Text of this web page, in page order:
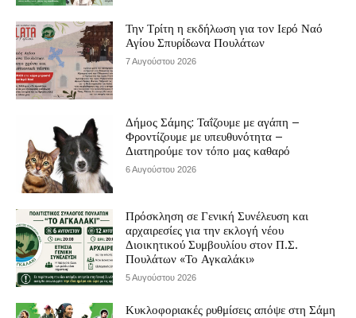
Την Τρίτη η εκδήλωση για τον Ιερό Ναό
Αγίου Σπυρίδωνα Πουλάτων
7 Αυγούστου 2026
Δήμος Σάμης: Ταΐζουμε με αγάπη –
Φροντίζουμε με υπευθυνότητα –
Διατηρούμε τον τόπο μας καθαρό
6 Αυγούστου 2026
Πρόσκληση σε Γενική Συνέλευση και
αρχαιρεσίες για την εκλογή νέου
Διοικητικού Συμβουλίου στον Π.Σ.
Πουλάτων «Το Αγκαλάκι»
5 Αυγούστου 2026
Κυκλοφοριακές ρυθμίσεις απόψε στη Σάμη